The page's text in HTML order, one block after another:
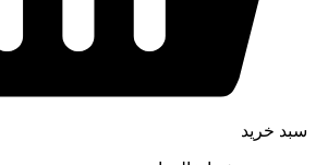
سبد خرید